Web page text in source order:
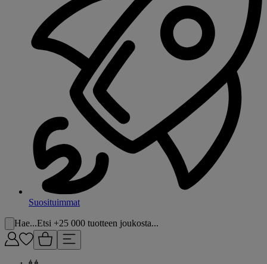
Suosituimmat
Hae...Etsi +25 000 tuotteen joukosta...